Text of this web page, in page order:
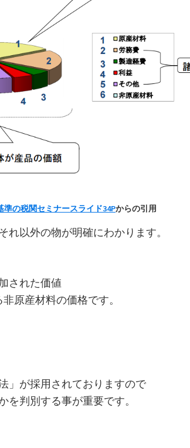
の税関セミナースライド34Pからの引用
以外の物が明確にわかります。
された価値
原産材料の価格です。
」が採用されておりますので
を判別する事が重要です。